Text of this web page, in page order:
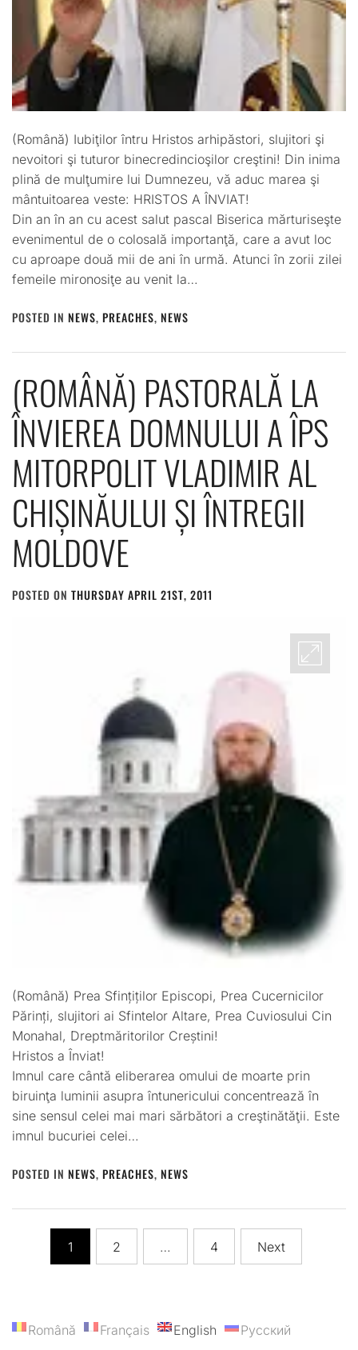
(Română) Iubiţilor întru Hristos arhipăstori, slujitori şi
nevoitori şi tuturor binecredincioşilor creştini! Din inima
plină de mulţumire lui Dumnezeu, vă aduc marea şi
mântuitoarea veste: HRISTOS A ÎNVIAT!
Din an în an cu acest salut pascal Biserica mărturiseşte
evenimentul de o colosală importanţă, care a avut loc
cu aproape două mii de ani în urmă. Atunci în zorii zilei
femeile mironosiţe au venit la…
POSTED IN NEWS, PREACHES, NEWS
(ROMÂNĂ) PASTORALĂ LA
ÎNVIEREA DOMNULUI A ÎPS
MITORPOLIT VLADIMIR AL
CHIȘINĂULUI ȘI ÎNTREGII
MOLDOVE
POSTED ON THURSDAY APRIL 21ST, 2011
(Română) Prea Sfințiților Episcopi, Prea Cucernicilor
Părinți, slujitori ai Sfintelor Altare, Prea Cuviosului Cin
Monahal, Dreptmăritorilor Creștini!
Hristos a Înviat!
Imnul care cântă eliberarea omului de moarte prin
biruinţa luminii asupra întunericului concentrează în
sine sensul celei mai mari sărbători a creştinătăţii. Este
imnul bucuriei celei…
POSTED IN NEWS, PREACHES, NEWS
pagination
1 2 … 4 Next
Română Français English Русский